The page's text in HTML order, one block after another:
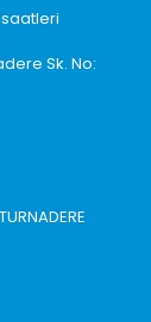
saatleri
Sk. No: